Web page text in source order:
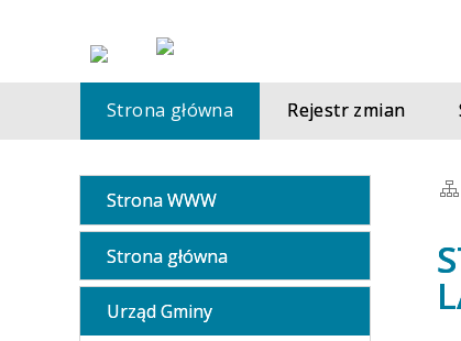
Strona główna Rejestr zmian
Strona WWW
Strona główna
Urząd Gminy